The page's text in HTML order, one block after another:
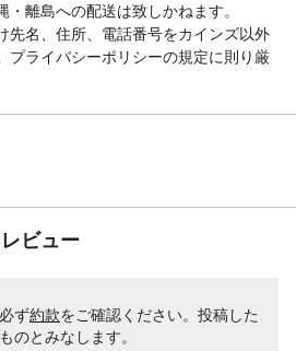
・離島への配送は致しかねます。
先名、住所、電話番号をカインズ以外
プライバシーポリシーの規定に則り厳
ビュー
ず約款をご確認ください。投稿した
のとみなします。